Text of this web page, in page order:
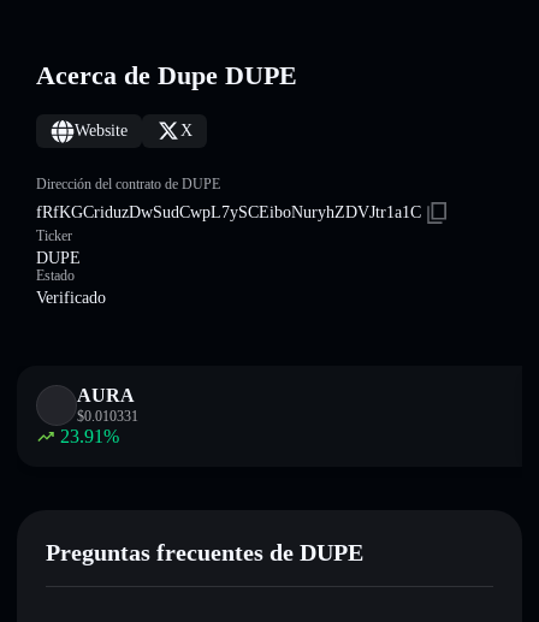
Acerca de Dupe DUPE
Website X
Dirección del contrato de DUPE
fRfKGCriduzDwSudCwpL7ySCEiboNuryhZDVJtr1a1C
Ticker
DUPE
Estado
Verificado
AURA
$0.010331
23.91%
Preguntas frecuentes de DUPE